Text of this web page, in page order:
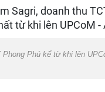
Phong Phú kể từ khi lên